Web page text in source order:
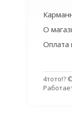
О
Оплата
4тото!?